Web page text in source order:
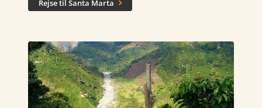
Rejse til Santa Marta 